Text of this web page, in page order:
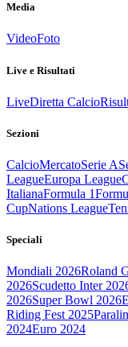
Media
VideoFoto
Live e Risultati
LiveDiretta Calcio
Sezioni
CalcioMercatoSerie A
LeagueEuropa League
ItalianaFormula 1
CupNations League
Speciali
Mondiali 2026Roland
2026Scudetto Inter
2026Super Bowl 2026
Riding Fest 2025
2024Euro 2024